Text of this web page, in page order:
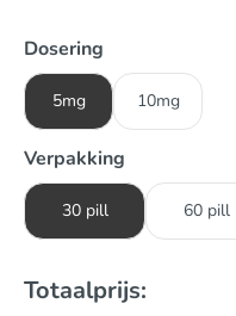
Dosering
5mg 10mg
Verpakking
30 pill 60 pill
Totaalprijs: